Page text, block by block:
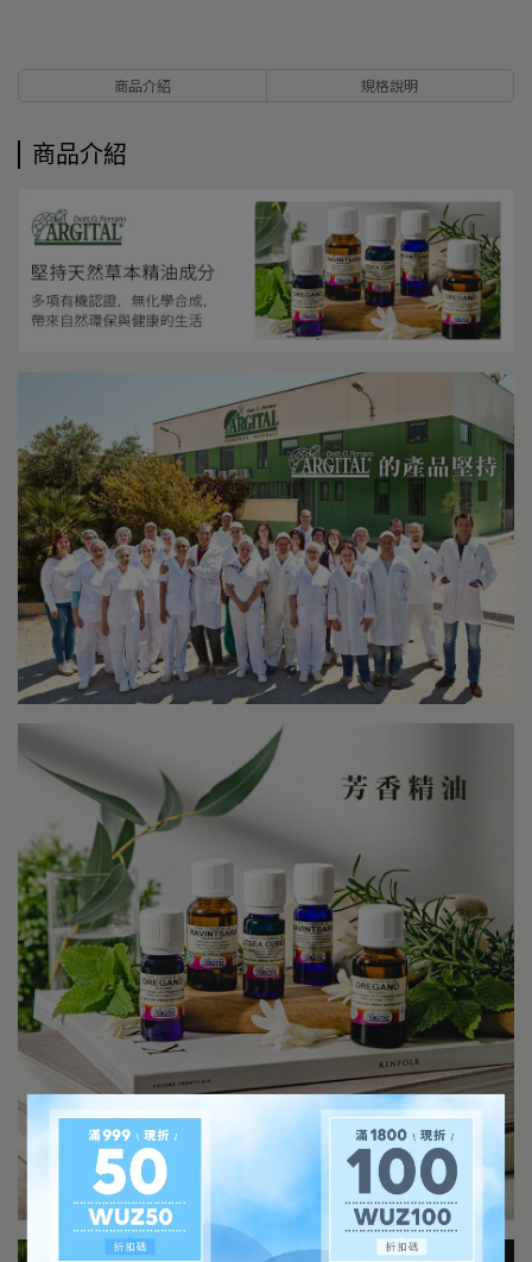
商品介紹 規格說明
商品介紹